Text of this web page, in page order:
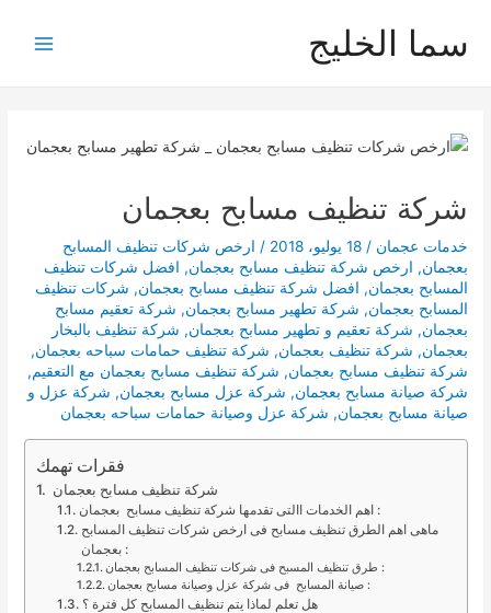
سما الخليج
شركة تنظيف مسابح بعجمان
خدمات عجمان /18 يوليو، 2018 / ارخص شركات تنظيف المسابح
بعجمان, ارخص شركة تنظيف مسابح بعجمان, افضل شركات تنظيف
المسابح بعجمان, افضل شركة تنظيف مسابح بعجمان, شركات تنظيف
المسابح بعجمان, شركة تطهير مسابح بعجمان, شركة تعقيم مسابح
بعجمان, شركة تعقيم و تطهير مسابح بعجمان, شركة تنظيف بالبخار
بعجمان, شركة تنظيف بعجمان, شركة تنظيف حمامات سباحه بعجمان,
شركة تنظيف مسابح بعجمان, شركة تنظيف مسابح بعجمان مع التعقيم,
شركة صيانة مسابح بعجمان, شركة عزل مسابح بعجمان, شركة عزل و
صيانة مسابح بعجمان, شركة عزل وصيانة حمامات سباحه بعجمان
فقرات تهمك
شركة تنظيف مسابح بعجمان
اهم الخدمات االتى تقدمها شركة تنظيف مسابح بعجمان :
ماهى اهم الطرق تنظيف مسابح فى ارخص شركات تنظيف المسابح
بعجمان :
طرق تنظيف المسبح فى شركات تنظيف المسابح بعجمان :
صيانة المسابح فى شركة عزل وصيانة مسابح بعجمان :
هل تعلم لماذا يتم تنظيف المسابح كل فترة ؟